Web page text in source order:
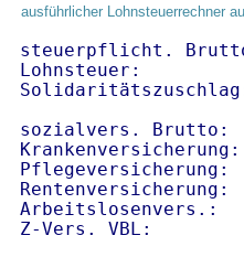
ausführlicher Lohnsteuerrechner
steuerpflicht.
Lohnsteuer:
sozialvers. Brutto:
Arbeitslosenvers.:
Z-Vers. VBL: